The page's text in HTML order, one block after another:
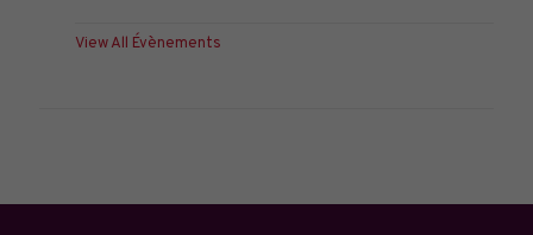
View All Évènements